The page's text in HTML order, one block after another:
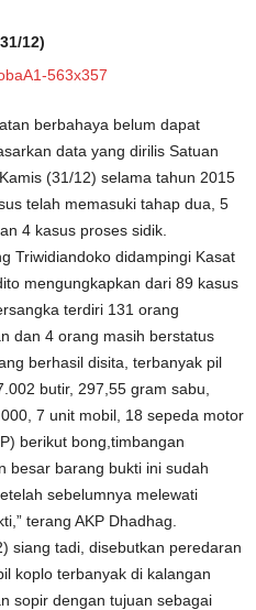
12)
berbahaya belum dapat
data yang dirilis Satuan
(31/12) selama tahun 2015
telah memasuki tahap dua, 5
4 kasus proses sidik.
Triwidiandoko didampingi Kasat
mengungkapkan dari 89 kasus
terdiri 131 orang
dan 4 orang masih berstatus
berhasil disita, terbanyak pil
butir, 297,55 gram sabu,
7 unit mobil, 18 sepeda motor
berikut bong,timbangan
besar barang bukti ini sudah
sebelumnya melewati
terang AKP Dhadhag.
siang tadi, disebutkan peredaran
koplo terbanyak di kalangan
sopir dengan tujuan sebagai